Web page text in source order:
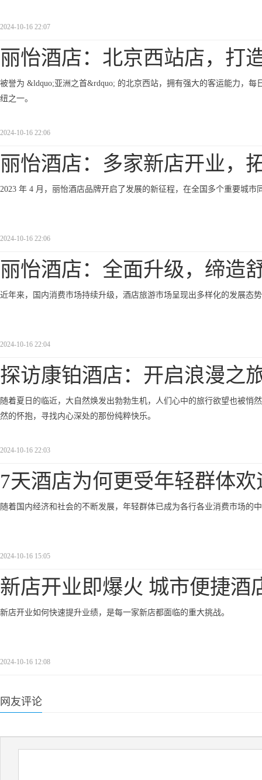
2024-10-16 22:07
丽怡酒店：北京西站店，打
被誉为 &ldquo;亚洲之首&rdquo; 的北京西站，拥有强大的客运能力，
纽之一。
2024-10-16 22:06
丽怡酒店：多家新店开业，
2023 年 4 月，丽怡酒店品牌开启了发展的新征程，在全国多个重要城市
2024-10-16 22:06
丽怡酒店：全面升级，缔造
近年来，国内消费市场持续升级，酒店旅游市场呈现出多样化的发展态
2024-10-16 22:04
探访康铂酒店：开启浪漫之
随着夏日的临近，大自然焕发出勃勃生机，人们心中的旅行欲望也被悄
然的怀抱，寻找内心深处的那份纯粹快乐。
2024-10-16 22:03
7天酒店为何更受年轻群体欢
随着国内经济和社会的不断发展，年轻群体已成为各行各业消费市场的
2024-10-16 15:05
新店开业即爆火 城市便捷酒
新店开业如何快速提升业绩，是每一家新店都面临的重大挑战。
2024-10-16 12:08
网友评论